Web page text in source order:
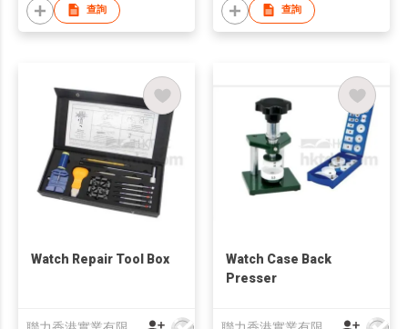
查詢 查詢
Watch Repair Tool Box
Watch Case Back
Presser